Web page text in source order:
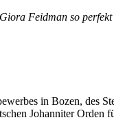
Feidman so
in Bozen, des
Johanniter Orden